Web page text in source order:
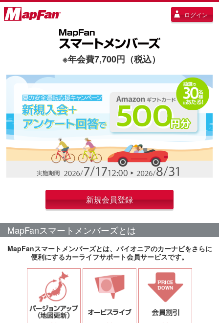
ログイン
※年会費7,700円（税込）
新規会員登録
MapFanスマートメンバーズとは
MapFanスマートメンバーズとは、パイオニアのカーナビをさらに
便利にするカーライフサポート会員サービスです。